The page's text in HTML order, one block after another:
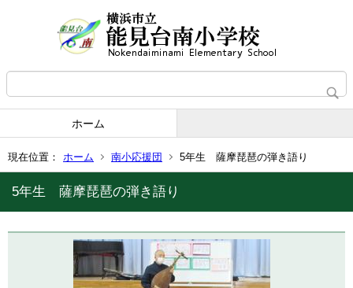
ホーム
現在位置： ホーム 南小応援団 5年生 薩摩琵琶の弾き語り
5年生 薩摩琵琶の弾き語り